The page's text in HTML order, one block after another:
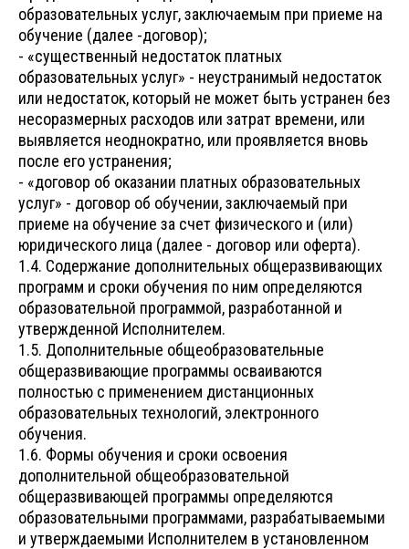
образовательных услуг, заключаемым при приеме на
обучение (далее -договор);
- «существенный недостаток платных
образовательных услуг» - неустранимый недостаток
или недостаток, который не может быть устранен без
несоразмерных расходов или затрат времени, или
выявляется неоднократно, или проявляется вновь
после его устранения;
- «договор об оказании платных образовательных
услуг» - договор об обучении, заключаемый при
приеме на обучение за счет физического и (или)
юридического лица (далее - договор или оферта).
1.4. Содержание дополнительных общеразвивающих
программ и сроки обучения по ним определяются
образовательной программой, разработанной и
утвержденной Исполнителем.
1.5. Дополнительные общеобразовательные
общеразвивающие программы осваиваются
полностью с применением дистанционных
образовательных технологий, электронного
обучения.
1.6. Формы обучения и сроки освоения
дополнительной общеобразовательной
общеразвивающей программы определяются
образовательными программами, разрабатываемыми
и утверждаемыми Исполнителем в установленном